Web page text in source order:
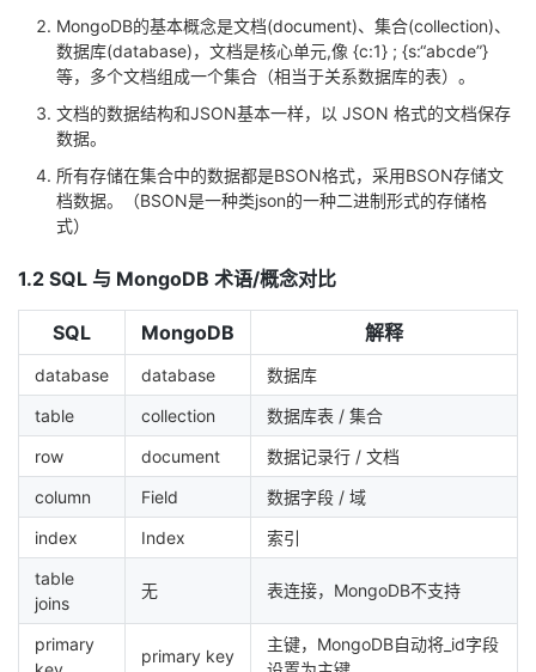
我
的
博
客
我
的
论
坛
我
的
圈
子
我
的
直
播
我
的
活
动
我
的
关
我
的
开
发
我
的
Programs
我
的
MongoDB的基本概念是文档(document)、集合(collection)、
数据库(database)，文档是核心单元,像 {c:1} ; {s:“abcde”}
等，多个文档组成一个集合（相当于关系数据库的表）。
文档的数据结构和JSON基本一样，以 JSON 格式的文档保存
数据。
所有存储在集合中的数据都是BSON格式，采用BSON存储文
档数据。（BSON是一种类json的一种二进制形式的存储格
式）
1.2 SQL 与 MongoDB 术语/概念对比
SQL MongoDB 解释
database database
数据库
table
collection
数据库表 / 集合
row
document
数据记录行 / 文档
column
Field
数据字段 / 域
index
Index
索引
table
joins
无 表连接，MongoDB不支持
primary
primary key
主键，MongoDB自动将_id字段